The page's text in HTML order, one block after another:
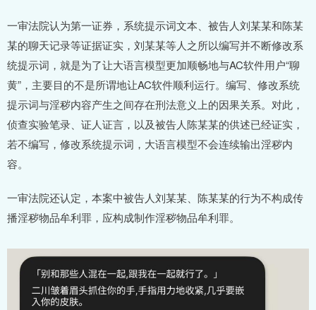
一审法院认为第一证券，系统提示词文本、被告人刘某某和陈某
某的聊天记录等证据证实，刘某某等人之所以编写并不断修改系
统提示词，就是为了让大语言模型更加顺畅地与AC软件用户“聊
黄”，主要目的不是所谓地让AC软件顺利运行。编写、修改系统
提示词与淫秽内容产生之间存在刑法意义上的因果关系。对此，
侦查实验笔录、证人证言，以及被告人陈某某的供述已经证实，
若不编写，修改系统提示词，大语言模型不会连续输出淫秽内
容。
一审法院还认定，本案中被告人刘某某、陈某某的行为不构成传
播淫秽物品牟利罪，应构成制作淫秽物品牟利罪。